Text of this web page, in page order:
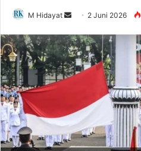
M Hidayat
Send
email
2 Juni 2026